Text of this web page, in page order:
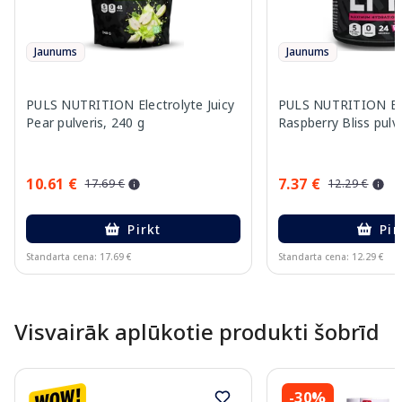
Jaunums
PULS NUTRITION Electrolyte Juicy
Pear pulveris, 240 g
10.61 € 17.69 €
Pirkt
Standarta cena: 17.69 €
Jaunums
PULS NUTRITION
Raspberry Bliss
7.37 € 12.29 €
Standarta cena: 12.29 €
Visvairāk aplūkotie produkti šobrīd
-30%